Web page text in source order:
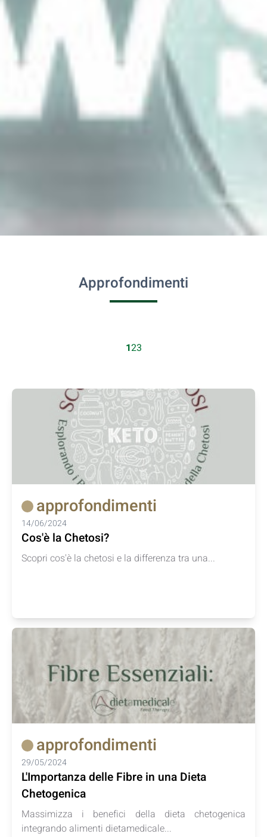
Approfondimenti
123
approfondimenti
14/06/2024
Cos'è la Chetosi?
Scopri cos'è la chetosi e la differenza tra una...
approfondimenti
29/05/2024
L'Importanza delle Fibre in una Dieta
Chetogenica
Massimizza i benefici della dieta chetogenica
integrando alimenti dietamedicale...